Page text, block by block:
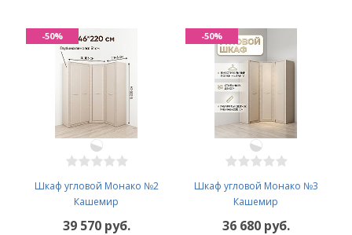
Шкаф угловой Монако №2
Кашемир
39 570 руб.
-50%
Шкаф угловой Монако №3
Кашемир
36 680 руб.
-50%